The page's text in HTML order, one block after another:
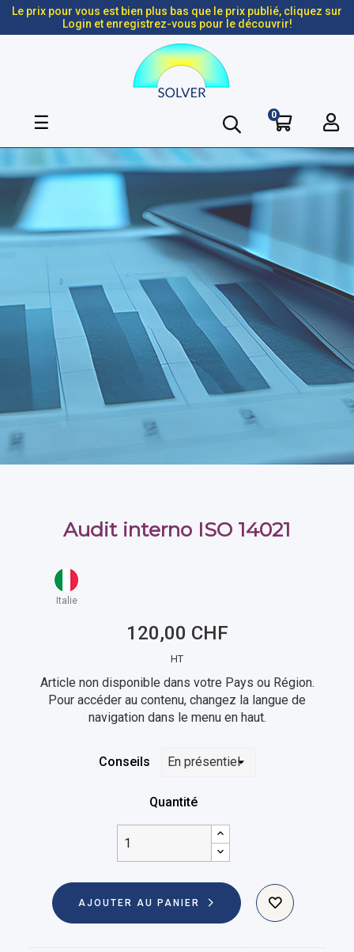
Le prix pour vous est bien plus bas que le prix publié, cliquez sur
Login et enregistrez-vous pour le découvrir!
Basculer
navigation
☰ 0
Audit interno ISO 14021
Italie
120,00 CHF
HT
Article non disponible dans votre Pays ou Région.
Pour accéder au contenu, changez la langue de
navigation dans le menu en haut.
Conseils
Quantité
AJOUTER AU PANIER